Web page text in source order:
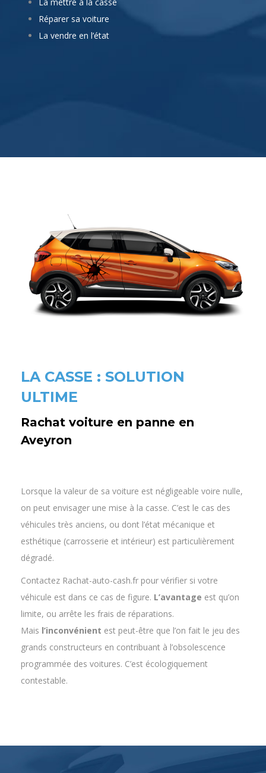
Réparer sa voiture
La vendre en l’état
ULTIME
Aveyron
on peut envisager une mise à la casse. C’est le cas des
véhicules très anciens, ou dont l’état mécanique et
esthétique (carrosserie et intérieur) est particulièrement
dégradé.
véhicule est dans ce cas de figure.L’avantageest qu’on
limite, ou arrête les frais de réparations.
Maisl’inconvénient est peut-être que l’on fait le jeu des
grands constructeurs en contribuant à l’obsolescence
programmée des voitures. C’est écologiquement
contestable.